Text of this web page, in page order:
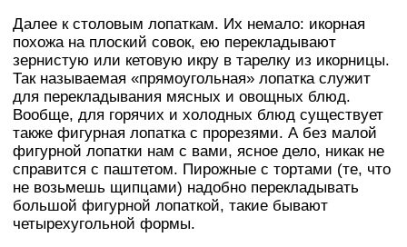
Далее к столовым лопаткам. Их немало: икорная
похожа на плоский совок, ею перекладывают
зернистую или кетовую икру в тарелку из икорницы.
Так называемая «прямоугольная» лопатка служит
для перекладывания мясных и овощных блюд.
Вообще, для горячих и холодных блюд существует
также фигурная лопатка с прорезями. А без малой
фигурной лопатки нам с вами, ясное дело, никак не
справится с паштетом. Пирожные с тортами (те, что
не возьмешь щипцами) надобно перекладывать
большой фигурной лопаткой, такие бывают
четырехугольной формы.